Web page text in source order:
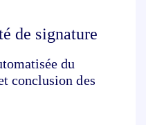
de signature
du
conclusion des